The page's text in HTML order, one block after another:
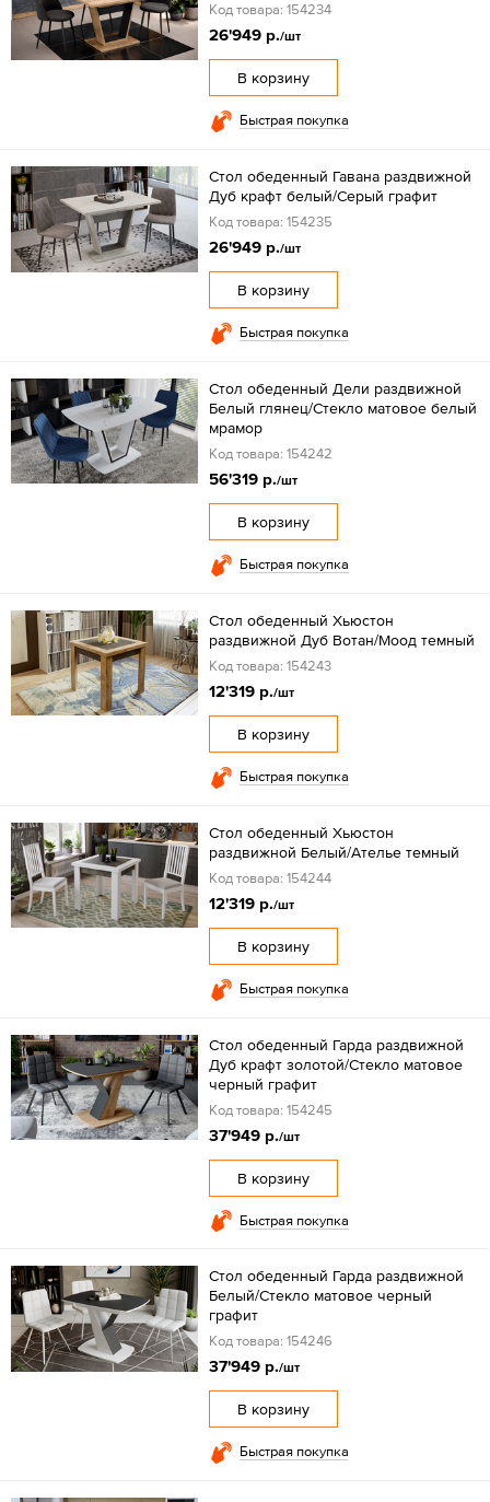
Код товара: 154234
26'949 р./шт
В корзину
Быстрая покупка
Стол обеденный Гавана раздвижной
Дуб крафт белый/Серый графит
Код товара: 154235
26'949 р./шт
В корзину
Быстрая покупка
Стол обеденный Дели раздвижной
Белый глянец/Стекло матовое белый
мрамор
Код товара: 154242
56'319 р./шт
В корзину
Быстрая покупка
Стол обеденный Хьюстон
раздвижной Дуб Вотан/Моод темный
Код товара: 154243
12'319 р./шт
В корзину
Быстрая покупка
Стол обеденный Хьюстон
раздвижной Белый/Ателье темный
Код товара: 154244
12'319 р./шт
В корзину
Быстрая покупка
Стол обеденный Гарда раздвижной
Дуб крафт золотой/Стекло матовое
черный графит
Код товара: 154245
37'949 р./шт
В корзину
Быстрая покупка
Стол обеденный Гарда раздвижной
Белый/Стекло матовое черный
графит
Код товара: 154246
37'949 р./шт
В корзину
Быстрая покупка